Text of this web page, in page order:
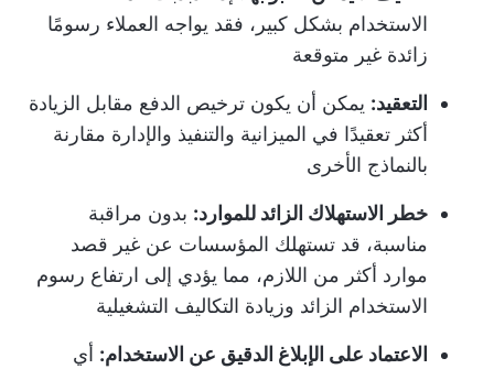
الاستخدام بشكل كبير، فقد يواجه العملاء رسومًا
زائدة غير متوقعة
التعقيد: يمكن أن يكون ترخيص الدفع مقابل الزيادة
أكثر تعقيدًا في الميزانية والتنفيذ والإدارة مقارنة
بالنماذج الأخرى
خطر الاستهلاك الزائد للموارد: بدون مراقبة
مناسبة، قد تستهلك المؤسسات عن غير قصد
موارد أكثر من اللازم، مما يؤدي إلى ارتفاع رسوم
الاستخدام الزائد وزيادة التكاليف التشغيلية
الاعتماد على الإبلاغ الدقيق عن الاستخدام: أي